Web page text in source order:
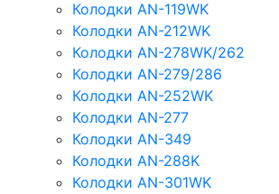
Колодки AN-119WK
Колодки AN-212WK
Колодки AN-278WK/262
Колодки AN-279/286
Колодки AN-252WK
Колодки AN-277
Колодки AN-349
Колодки AN-288K
Колодки AN-301WK